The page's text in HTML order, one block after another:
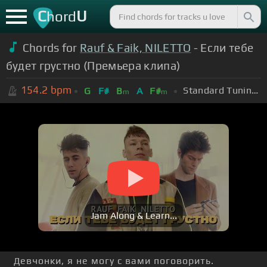
ChordU
Chords for Rauf & Faik, NILETTO - Если тебе
будет грустно (Премьера клипа)
154.2 bpm G F# Bm A F#m Standard Tuning (EADGBE)
Jam Along & Learn...
Девчонки, я не могу с вами поговорить.